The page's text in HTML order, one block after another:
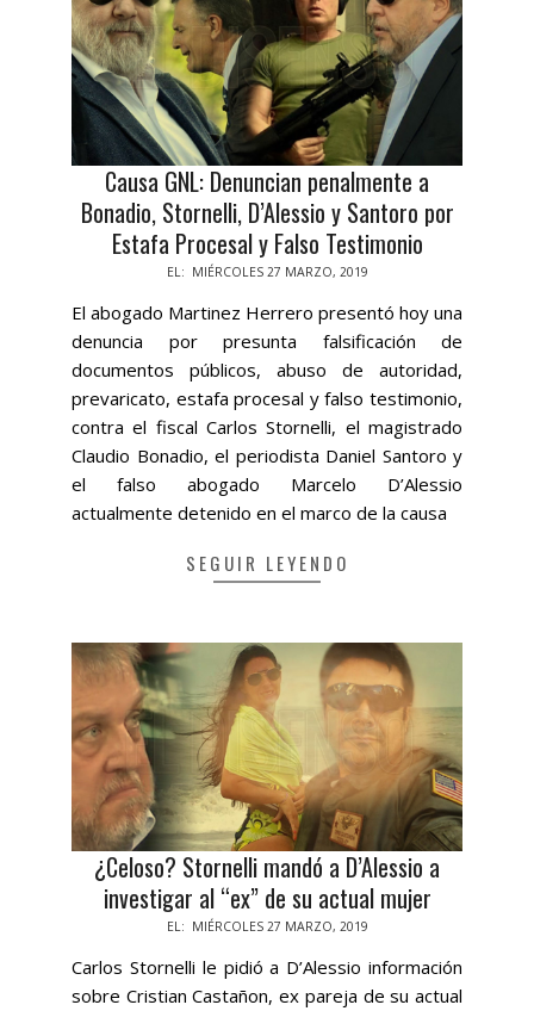
Causa GNL: Denuncian penalmente a
Bonadio, Stornelli, D’Alessio y Santoro por
Estafa Procesal y Falso Testimonio
03-
27
EL: MIÉRCOLES 27 MARZO, 2019
El abogado Martinez Herrero presentó hoy una
denuncia por presunta falsificación de
documentos públicos, abuso de autoridad,
prevaricato, estafa procesal y falso testimonio,
contra el fiscal Carlos Stornelli, el magistrado
Claudio Bonadio, el periodista Daniel Santoro y
el falso abogado Marcelo D’Alessio
actualmente detenido en el marco de la causa
SEGUIR LEYENDO
¿Celoso? Stornelli mandó a D’Alessio a
investigar al “ex” de su actual mujer
EL: MIÉRCOLES 27 MARZO, 2019
Carlos Stornelli le pidió a D’Alessio información
sobre Cristian Castañon, ex pareja de su actual